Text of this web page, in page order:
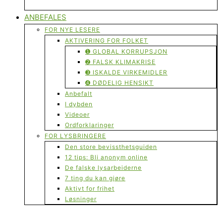
ANBEFALES
FOR NYE LESERE
AKTIVERING FOR FOLKET
➊ GLOBAL KORRUPSJON
➋ FALSK KLIMAKRISE
➌ ISKALDE VIRKEMIDLER
➍ DØDELIG HENSIKT
Anbefalt
I dybden
Videoer
Ordforklaringer
FOR LYSBRINGERE
Den store bevissthetsguiden
12 tips: Bli anonym online
De falske lysarbeiderne
7 ting du kan gjøre
Aktivt for frihet
Løsninger